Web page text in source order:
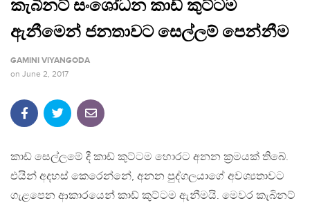
කැබිනට් සංශෝධන කාඩ් කුට්ටම
ඇනීමෙන් ජනතාවට සෙල්ලම් පෙන්නීම
GAMINI VIYANGODA
on June 2, 2017
කාඩ් සෙල්ලමේ දී කාඩ් කුට්ටම හොරට අනන ක‍්‍රමයක් තිබේ.
එයින් අදහස් කෙරෙන්නේ, අනන පුද්ගලයාගේ අවශ්‍යතාවට
ගැළපෙන ආකාරයෙන් කාඩ් කුට්ටම ඇනීමයි. මෙවර කැබිනට්